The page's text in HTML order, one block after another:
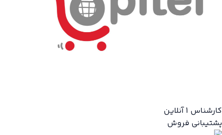
کارشناس 1 آنلاین
پشتیبانی فروش